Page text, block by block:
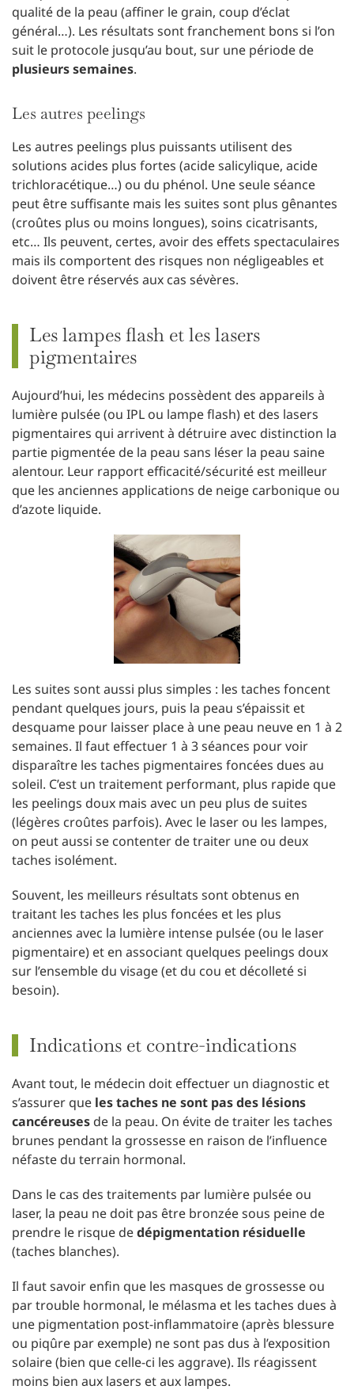
qualité de la peau (affiner le grain, coup d’éclat
général…). Les résultats sont franchement bons si l’on
suit le protocole jusqu’au bout, sur une période de
plusieurs semaines.
Les autres peelings
Les autres peelings plus puissants utilisent des
solutions acides plus fortes (acide salicylique, acide
trichloracétique…) ou du phénol. Une seule séance
peut être suffisante mais les suites sont plus gênantes
(croûtes plus ou moins longues), soins cicatrisants,
etc… Ils peuvent, certes, avoir des effets spectaculaires
mais ils comportent des risques non négligeables et
doivent être réservés aux cas sévères.
Les lampes flash et les lasers
pigmentaires
Aujourd’hui, les médecins possèdent des appareils à
lumière pulsée (ou IPL ou lampe flash) et des lasers
pigmentaires qui arrivent à détruire avec distinction la
partie pigmentée de la peau sans léser la peau saine
alentour. Leur rapport efficacité/sécurité est meilleur
que les anciennes applications de neige carbonique ou
d’azote liquide.
Les suites sont aussi plus simples : les taches foncent
pendant quelques jours, puis la peau s’épaissit et
desquame pour laisser place à une peau neuve en 1 à 2
semaines. Il faut effectuer 1 à 3 séances pour voir
disparaître les taches pigmentaires foncées dues au
soleil. C’est un traitement performant, plus rapide que
les peelings doux mais avec un peu plus de suites
(légères croûtes parfois). Avec le laser ou les lampes,
on peut aussi se contenter de traiter une ou deux
taches isolément.
Souvent, les meilleurs résultats sont obtenus en
traitant les taches les plus foncées et les plus
anciennes avec la lumière intense pulsée (ou le laser
pigmentaire) et en associant quelques peelings doux
sur l’ensemble du visage (et du cou et décolleté si
besoin).
Indications et contre-indications
Avant tout, le médecin doit effectuer un diagnostic et
s’assurer que les taches ne sont pas des lésions
cancéreuses de la peau. On évite de traiter les taches
brunes pendant la grossesse en raison de l’influence
néfaste du terrain hormonal.
Dans le cas des traitements par lumière pulsée ou
laser, la peau ne doit pas être bronzée sous peine de
prendre le risque dedépigmentation résiduelle
(taches blanches).
Il faut savoir enfin que les masques de grossesse ou
par trouble hormonal, le mélasma et les taches dues à
une pigmentation post-inflammatoire (après blessure
ou piqûre par exemple) ne sont pas dus à l’exposition
solaire (bien que celle-ci les aggrave). Ils réagissent
moins bien aux lasers et aux lampes.